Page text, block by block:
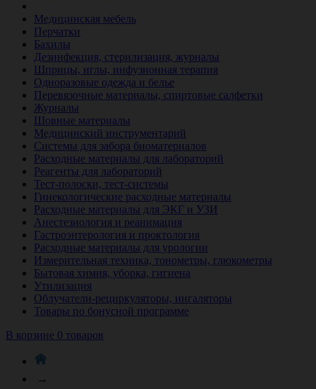
Медицинская мебель
Перчатки
Бахилы
Дезинфекция, стерилизация, журналы
Шприцы, иглы, инфузионная терапия
Одноразовые одежда и белье
Перевязочные материалы, спиртовые салфетки
Журналы
Шовные материалы
Медицинский инструментарий
Системы для забора биоматериалов
Расходные материалы для лабораторий
Реагенты для лабораторий
Тест-полоски, тест-системы
Гинекологические расходные материалы
Расходные материалы для ЭКГ и УЗИ
Анестезиология и реанимация
Гастроэнтерология и проктология
Расходные материалы для урологии
Измерительная техника, тонометры, глюкометры
Бытовая химия, уборка, гигиена
Утилизация
Облучатели-рециркуляторы, ингаляторы
Товары по бонусной программе
В корзине 0 товаров
→